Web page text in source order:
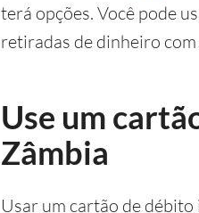
terá opções. Você pode
retiradas de dinheiro
Use um
Zâmbia
Usar um cartão de